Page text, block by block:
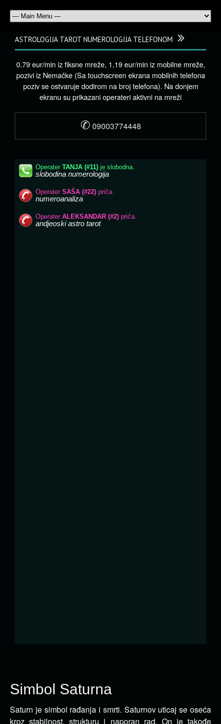
Simbol Saturna
Saturn je simbol rađanja i smrti. Saturnov uticaj se oseća
kroz stabilnost, strukturu i naporan rad. On je takođe
ASTROLOGIJA TAROT NUMEROLOGIJA TELEFONOM
0.79 eur/min iz fiksne mreže, 1,19 eur/min iz mobilne mreže,
pozivi iz Nemačke (Sa touchscreen ekrana mobilnih telefona
poziv se ostvaruje dodirom na broj telefona). Na donjem
ekranu su prikazani operateri aktivni na mreži
✆ 09003774448